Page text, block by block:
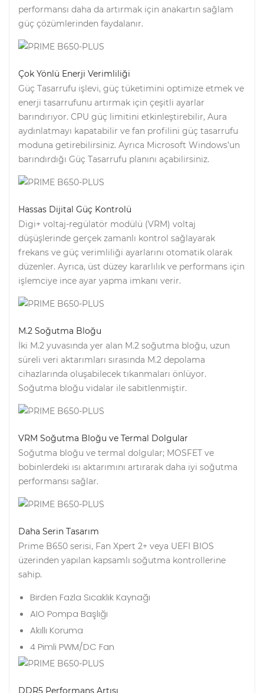
performansı daha da artırmak için anakartın sağlam
güç çözümlerinden faydalanır.
Çok Yönlü Enerji Verimliliği
Güç Tasarrufu işlevi, güç tüketimini optimize etmek ve
enerji tasarrufunu artırmak için çeşitli ayarlar
barındırıyor. CPU güç limitini etkinleştirebilir, Aura
aydınlatmayı kapatabilir ve fan profilini güç tasarrufu
moduna getirebilirsiniz. Ayrıca Microsoft Windows’un
barındırdığı Güç Tasarrufu planını açabilirsiniz.
Hassas Dijital Güç Kontrolü
Digi+ voltaj-regülatör modülü (VRM) voltaj
düşüşlerinde gerçek zamanlı kontrol sağlayarak
frekans ve güç verimliliği ayarlarını otomatik olarak
düzenler. Ayrıca, üst düzey kararlılık ve performans için
işlemciye ince ayar yapma imkanı verir.
M.2 Soğutma Bloğu
İki M.2 yuvasında yer alan M.2 soğutma bloğu, uzun
süreli veri aktarımları sırasında M.2 depolama
cihazlarında oluşabilecek tıkanmaları önlüyor.
Soğutma bloğu vidalar ile sabitlenmiştir.
VRM Soğutma Bloğu ve Termal Dolgular
Soğutma bloğu ve termal dolgular; MOSFET ve
bobinlerdeki ısı aktarımını artırarak daha iyi soğutma
performansı sağlar.
Daha Serin Tasarım
Prime B650 serisi, Fan Xpert 2+ veya UEFI BIOS
üzerinden yapılan kapsamlı soğutma kontrollerine
sahip.
Birden Fazla Sıcaklık Kaynağı
AIO Pompa Başlığı
Akıllı Koruma
4 Pimli PWM/DC Fan
DDR5 Performans Artışı